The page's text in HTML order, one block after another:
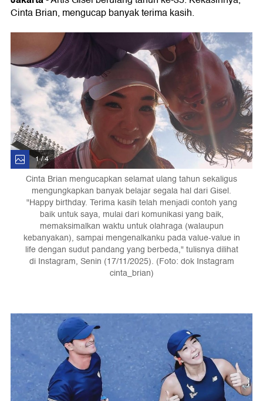
Cinta Brian, mengucap banyak terima kasih.
1 / 4
Cinta Brian mengucapkan selamat ulang tahun sekaligus
mengungkapkan banyak belajar segala hal dari Gisel.
"Happy birthday. Terima kasih telah menjadi contoh yang
baik untuk saya, mulai dari komunikasi yang baik,
memaksimalkan waktu untuk olahraga (walaupun
kebanyakan), sampai mengenalkanku pada value-value in
life dengan sudut pandang yang berbeda," tulisnya dilihat
di Instagram, Senin (17/11/2025). (Foto: dok Instagram
cinta_brian)